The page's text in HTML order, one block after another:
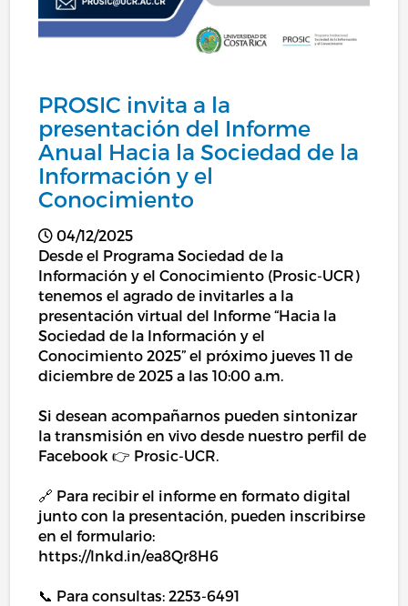
PROSIC invita a la
presentación del Informe
Anual Hacia la Sociedad de la
Información y el
Conocimiento
04/12/2025
Desde el Programa Sociedad de la
Información y el Conocimiento (Prosic-UCR)
tenemos el agrado de invitarles a la
presentación virtual del Informe “Hacia la
Sociedad de la Información y el
Conocimiento 2025” el próximo jueves 11 de
diciembre de 2025 a las 10:00 a.m.
Si desean acompañarnos pueden sintonizar
la transmisión en vivo desde nuestro perfil de
Facebook 👉 Prosic-UCR.
🔗 Para recibir el informe en formato digital
junto con la presentación, pueden inscribirse
en el formulario:
https://lnkd.in/ea8Qr8H6
📞 Para consultas: 2253-6491